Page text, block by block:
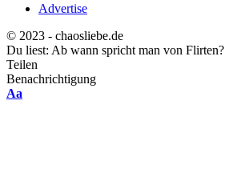
Advertise
© 2023 - chaosliebe.de
Du liest: Ab wann spricht man von Flirten?
Teilen
Benachrichtigung
Font
Aa